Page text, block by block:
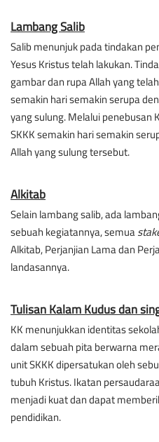
Lambang Salib
Salib menunjuk pada tindakan
Yesus Kristus telah lakukan.
gambar dan rupa Allah yang
semakin hari semakin serupa
yang sulung. Melalui penebusan
SKKK semakin hari semakin
Allah yang sulung tersebut.
Alkitab
Selain lambang salib, ada
sebuah kegiatannya, semua
Alkitab, Perjanjian Lama dan
landasannya.
Tulisan Kalam Kudus dan
KK menunjukkan identitas
dalam sebuah pita berwarna
unit SKKK dipersatukan oleh
tubuh Kristus. Ikatan
menjadi kuat dan dapat
pendidikan.